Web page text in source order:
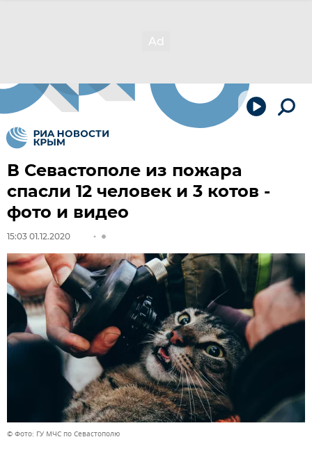
В Севастополе из пожара
спасли 12 человек и 3 котов -
фото и видео
15:03 01.12.2020
© Фото: ГУ МЧС по Севастополю